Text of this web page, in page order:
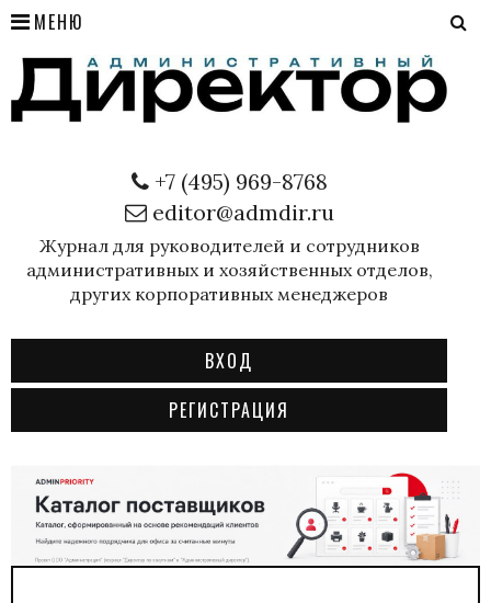
МЕНЮ
+7 (495) 969-8768
editor@admdir.ru
Журнал для руководителей и сотрудников
административных и хозяйственных отделов,
других корпоративных менеджеров
ВХОД
РЕГИСТРАЦИЯ